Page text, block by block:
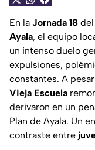
En la Jornada 18
Ayala, el equipo
un intenso duelo
expulsiones,
constantes. A
Vieja Escuela
derivaron en un
Plan de Ayala. Un
contraste entre